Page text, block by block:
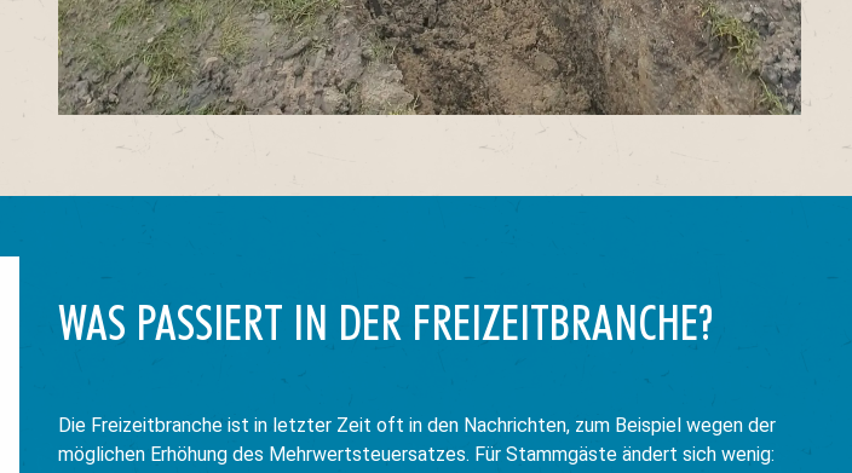
WAS PASSIERT IN DER FREIZEITBRANCHE?
Die Freizeitbranche ist in letzter Zeit oft in den Nachrichten, zum Beispiel wegen der
möglichen Erhöhung des Mehrwertsteuersatzes. Für Stammgäste ändert sich wenig: